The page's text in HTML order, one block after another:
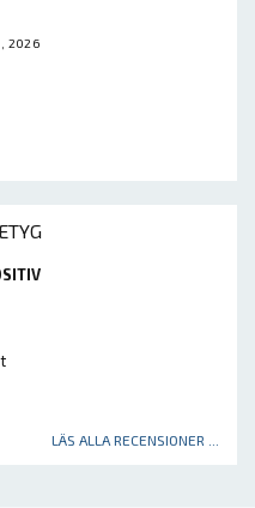
2026
LÄS ALLA RECENSIONER ...